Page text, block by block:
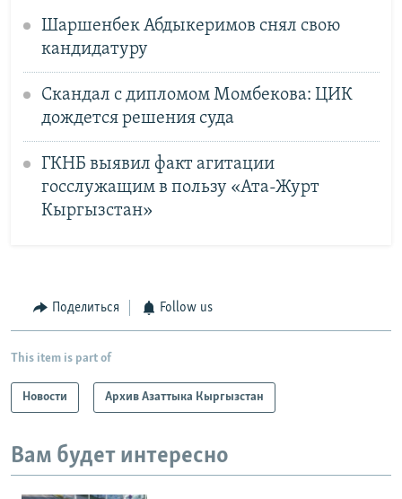
Шаршенбек Абдыкеримов снял свою
кандидатуру
Скандал с дипломом Момбекова: ЦИК
дождется решения суда
ГКНБ выявил факт агитации
госслужащим в пользу «Ата-Журт
Кыргызстан»
Поделиться Follow us
This item is part of
Новости Архив Азаттыка Кыргызстан
Вам будет интересно